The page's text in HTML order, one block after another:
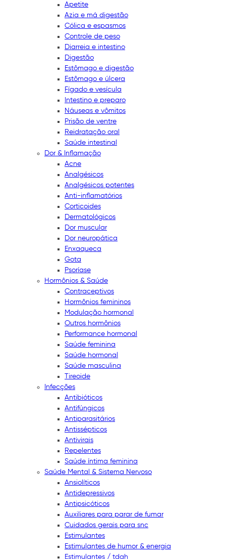
Apetite
Azia e má digestão
Cólica e espasmos
Controle de peso
Diarreia e intestino
Digestão
Estômago e digestão
Estômago e úlcera
Fígado e vesícula
Intestino e preparo
Náuseas e vômitos
Prisão de ventre
Reidratação oral
Saúde intestinal
Dor & Inflamação
Acne
Analgésicos
Analgésicos potentes
Anti-inflamatórios
Corticoides
Dermatológicos
Dor muscular
Dor neuropática
Enxaqueca
Gota
Psoríase
Hormônios & Saúde
Contraceptivos
Hormônios femininos
Modulação hormonal
Outros hormônios
Performance hormonal
Saúde feminina
Saúde hormonal
Saúde masculina
Tireoide
Infecções
Antibióticos
Antifúngicos
Antiparasitários
Antissépticos
Antivirais
Repelentes
Saúde íntima feminina
Saúde Mental & Sistema Nervoso
Ansiolíticos
Antidepressivos
Antipsicóticos
Auxiliares para parar de fumar
Cuidados gerais para snc
Estimulantes
Estimulantes de humor & energia
Estimulantes / tdah